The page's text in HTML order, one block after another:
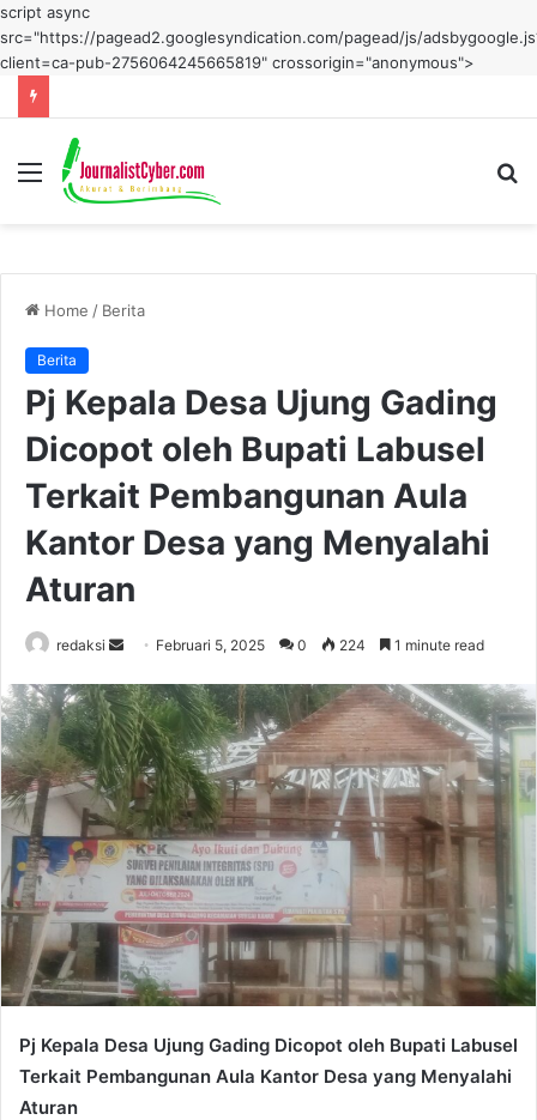
script async
src="https://pagead2.googlesyndication.com/pagead/js/
client=ca-pub-2756064245665819" crossorigin="anonymous">
Menu
Home / Berita
Berita
Pj Kepala Desa Ujung Gading
Dicopot oleh Bupati Labusel
Terkait Pembangunan Aula
Kantor Desa yang Menyalahi
Aturan
redaksi
Send
email
Februari 5, 2025 0 224 1 minute read
Pj Kepala Desa Ujung Gading Dicopot oleh Bupati Labusel
Terkait Pembangunan Aula Kantor Desa yang Menyalahi
Aturan